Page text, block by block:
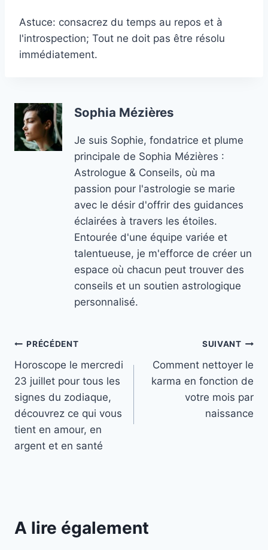
Astuce: consacrez du temps au repos et à
l'introspection; Tout ne doit pas être résolu
immédiatement.
Sophia Mézières
Je suis Sophie, fondatrice et plume
principale de Sophia Mézières :
Astrologue & Conseils, où ma
passion pour l'astrologie se marie
avec le désir d'offrir des guidances
éclairées à travers les étoiles.
Entourée d'une équipe variée et
talentueuse, je m'efforce de créer un
espace où chacun peut trouver des
conseils et un soutien astrologique
personnalisé.
Navigation
de
l’article
PRÉCÉDENT
Horoscope le mercredi
23 juillet pour tous les
signes du zodiaque,
découvrez ce qui vous
tient en amour, en
argent et en santé
SUIVANT
Comment nettoyer le
karma en fonction de
votre mois par
naissance
A lire également